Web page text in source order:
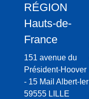
RÉGION
Hauts-de-
France
151 avenue du
Président-Hoover
- 15 Mail Albert-Ier
59555 LILLE